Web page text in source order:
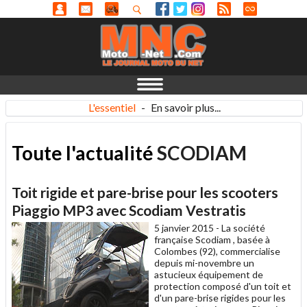
L'essentiel - En savoir plus...
Toute l'actualitéSCODIAM
Toit rigide et pare-brise pour les scooters
Piaggio MP3 avec Scodiam Vestratis
5 janvier 2015 - La société
française Scodiam , basée à
Colombes (92), commercialise
depuis mi-novembre un
astucieux équipement de
protection composé d'un toit et
d'un pare-brise rigides pour les